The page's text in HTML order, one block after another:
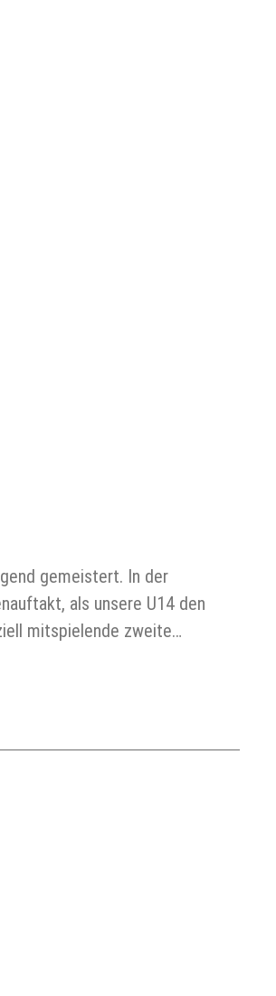
gemeistert. In der
als unsere U14 den
mitspielende zweite…